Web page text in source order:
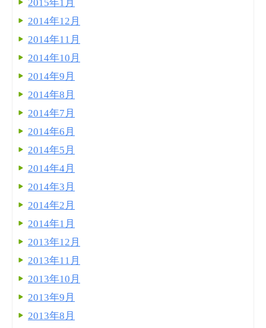
2015年1月
2014年12月
2014年11月
2014年10月
2014年9月
2014年8月
2014年7月
2014年6月
2014年5月
2014年4月
2014年3月
2014年2月
2014年1月
2013年12月
2013年11月
2013年10月
2013年9月
2013年8月